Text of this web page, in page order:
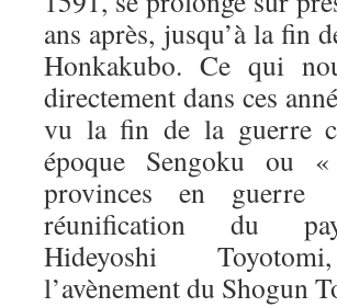
ans après, jusqu’à la fin
Honkakubo. Ce qui
directement dans ces
vu la fin de la guerre
époque Sengoku ou
provinces en
réunification du
Hideyoshi
l’avènement du Shogun